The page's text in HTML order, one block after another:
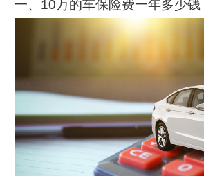
一、10万的车保险费一年多少钱